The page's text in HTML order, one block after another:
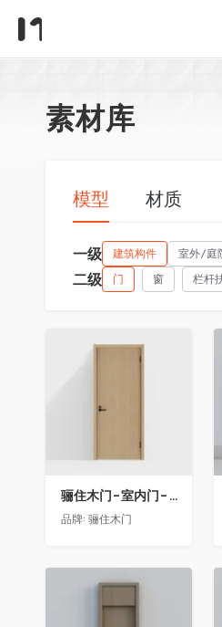
素材库
模型 材质
一级 建筑构件 室外/庭
二级 门 窗 栏杆
收藏
骊住木门-室内门-单开门-BFA-PP麦芽黄色
品牌: 骊住木门
收藏